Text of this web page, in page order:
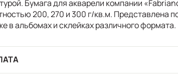
Бумага для акварели компании
200, 270 и 300 г/кв.м. Представлена
в альбомах и склейках различного формата.